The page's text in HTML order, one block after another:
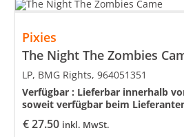
Pixies
The Night The Zombies
€27.50 inkl. MwSt.
LP, BMG Rights, 964051351
Verfügbar : Lieferbar innerhalb
soweit verfügbar beim